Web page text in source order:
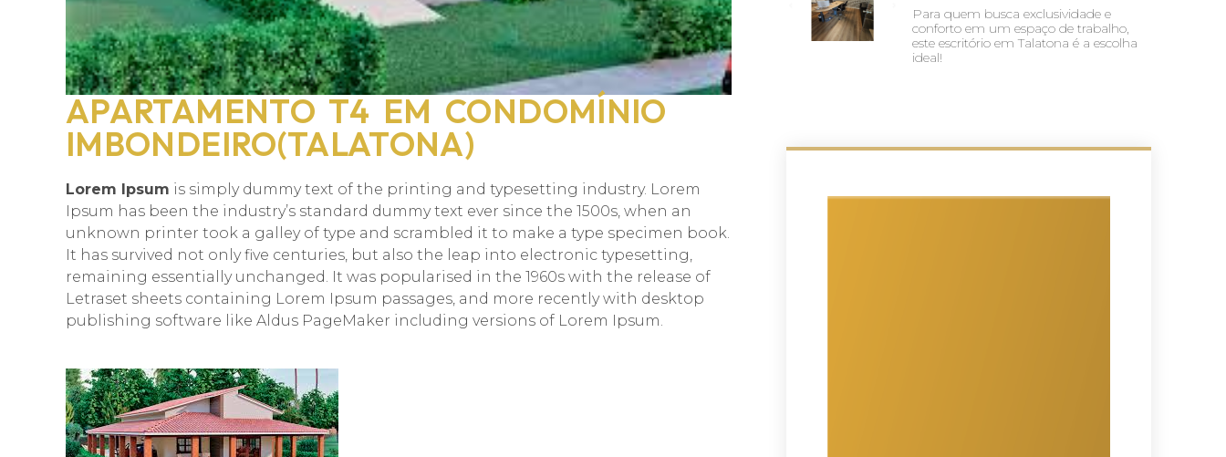
APARTAMENTO T4 EM CONDOMÍNIO
IMBONDEIRO(TALATONA)
Lorem Ipsum is simply dummy text of the printing and typesetting industry. Lorem
Ipsum has been the industry’s standard dummy text ever since the 1500s, when an
unknown printer took a galley of type and scrambled it to make a type specimen book.
It has survived not only five centuries, but also the leap into electronic typesetting,
remaining essentially unchanged. It was popularised in the 1960s with the release of
Letraset sheets containing Lorem Ipsum passages, and more recently with desktop
publishing software like Aldus PageMaker including versions of Lorem Ipsum.
Para quem busca exclusividade e
conforto em um espaço de trabalho,
este escritório em Talatona é a escolha
ideal!